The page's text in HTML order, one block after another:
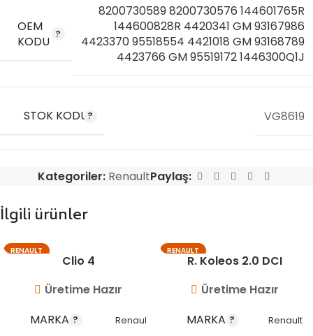
OEM
KODU
8200730589 8200730576 144601765R
144600828R 4420341 GM 93167986
4423370 95518554 4421018 GM 93168789
4423766 GM 95519172 1446300Q1J
STOK KODU VG8619
Kategoriler: RenaultPaylaş:
İlgili ürünler
RENAULT
Clio 4
Üretime Hazır
MARKA
Renault
RENAULT
R. Koleos 2.0 DCI
Üretime Hazır
MARKA
Renault